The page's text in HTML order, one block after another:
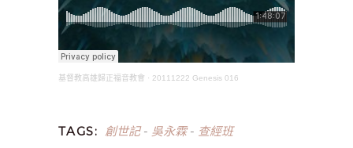
基督教高雄歸正福音教會 · 20111222 Genesis 016
TAGS: 創世記- 吳永霖- 查經班